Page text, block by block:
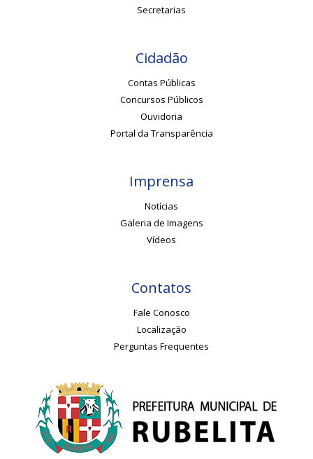
Secretarias
Cidadão
Contas Públicas
Concursos Públicos
Ouvidoria
Portal da Transparência
Imprensa
Notícias
Galeria de Imagens
Vídeos
Contatos
Fale Conosco
Localização
Perguntas Frequentes